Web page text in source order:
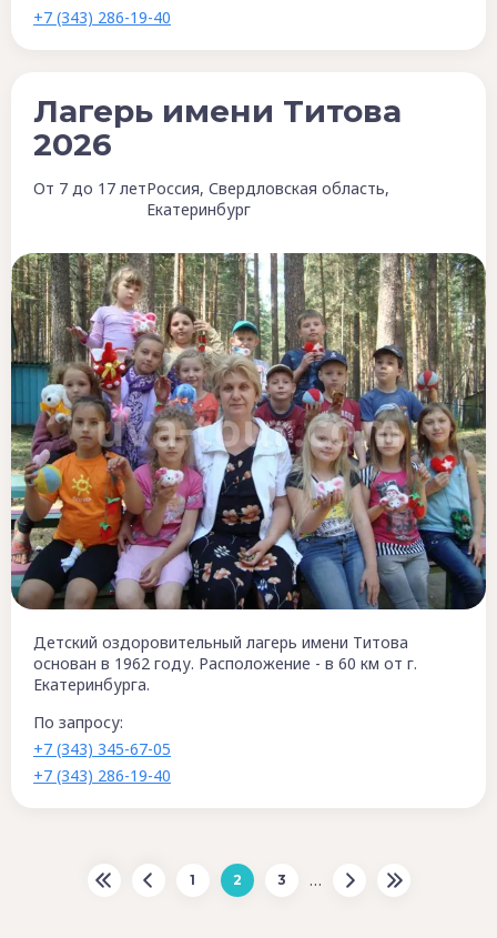
+7 (343) 286-19-40
Лагерь имени Титова
2026
От 7 до 17 летРоссия, Свердловская область,
Екатеринбург
Детский оздоровительный лагерь имени Титова
основан в 1962 году. Расположение - в 60 км от г.
Екатеринбурга.
По запросу:
+7 (343) 345-67-05
+7 (343) 286-19-40
1 2 3 …